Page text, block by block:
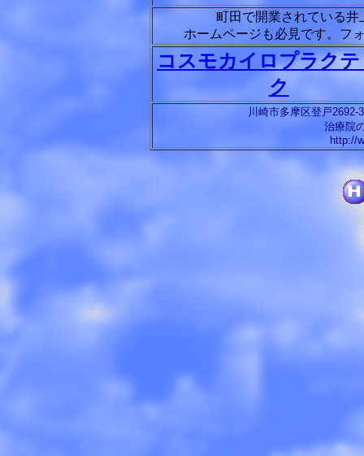
町田で開業されている
ホームページも必見です。フ
コスモカイロプラク
ク
川崎市多摩区登戸2692-
治療院
http://